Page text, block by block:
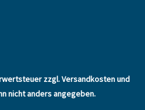
zzgl.Versandkostenund
nicht anders angegeben.